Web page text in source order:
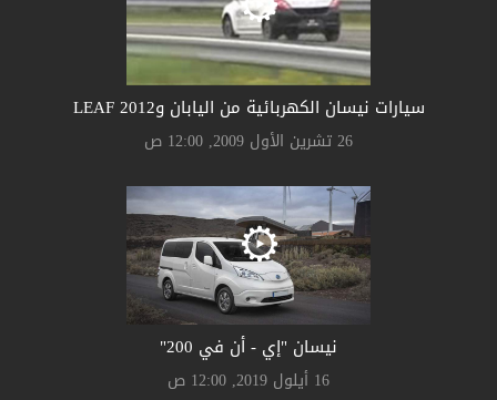
سيارات نيسان الكهربائية من اليابان وLEAF 2012
26 تشرين الأول 2009, 12:00 ص
نيسان "إي - أن في 200"
16 أيلول 2019, 12:00 ص